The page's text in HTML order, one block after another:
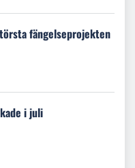
fängelseprojekten
i juli